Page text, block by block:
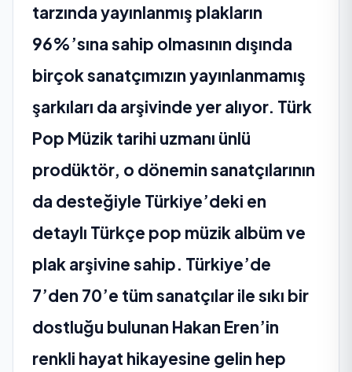
tarzında yayınlanmış plakların
96%’sına sahip olmasının dışında
birçok sanatçımızın yayınlanmamış
şarkıları da arşivinde yer alıyor. Türk
Pop Müzik tarihi uzmanı ünlü
prodüktör, o dönemin sanatçılarının
da desteğiyle Türkiye’deki en
detaylı Türkçe pop müzik albüm ve
plak arşivine sahip. Türkiye’de
7’den 70’e tüm sanatçılar ile sıkı bir
dostluğu bulunan Hakan Eren’in
renkli hayat hikayesine gelin hep